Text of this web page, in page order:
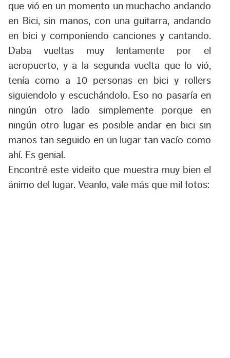
que vió en un momento un muchacho andando
en Bici, sin manos, con una guitarra, andando
en bici y componiendo canciones y cantando.
Daba vueltas muy lentamente por el
aeropuerto, y a la segunda vuelta que lo vió,
tenía como a 10 personas en bici y rollers
siguiendolo y escuchándolo. Eso no pasaría en
ningún otro lado simplemente porque en
ningún otro lugar es posible andar en bici sin
manos tan seguido en un lugar tan vacío como
ahí. Es genial.
Encontré este videito que muestra muy bien el
ánimo del lugar. Veanlo, vale más que mil fotos: